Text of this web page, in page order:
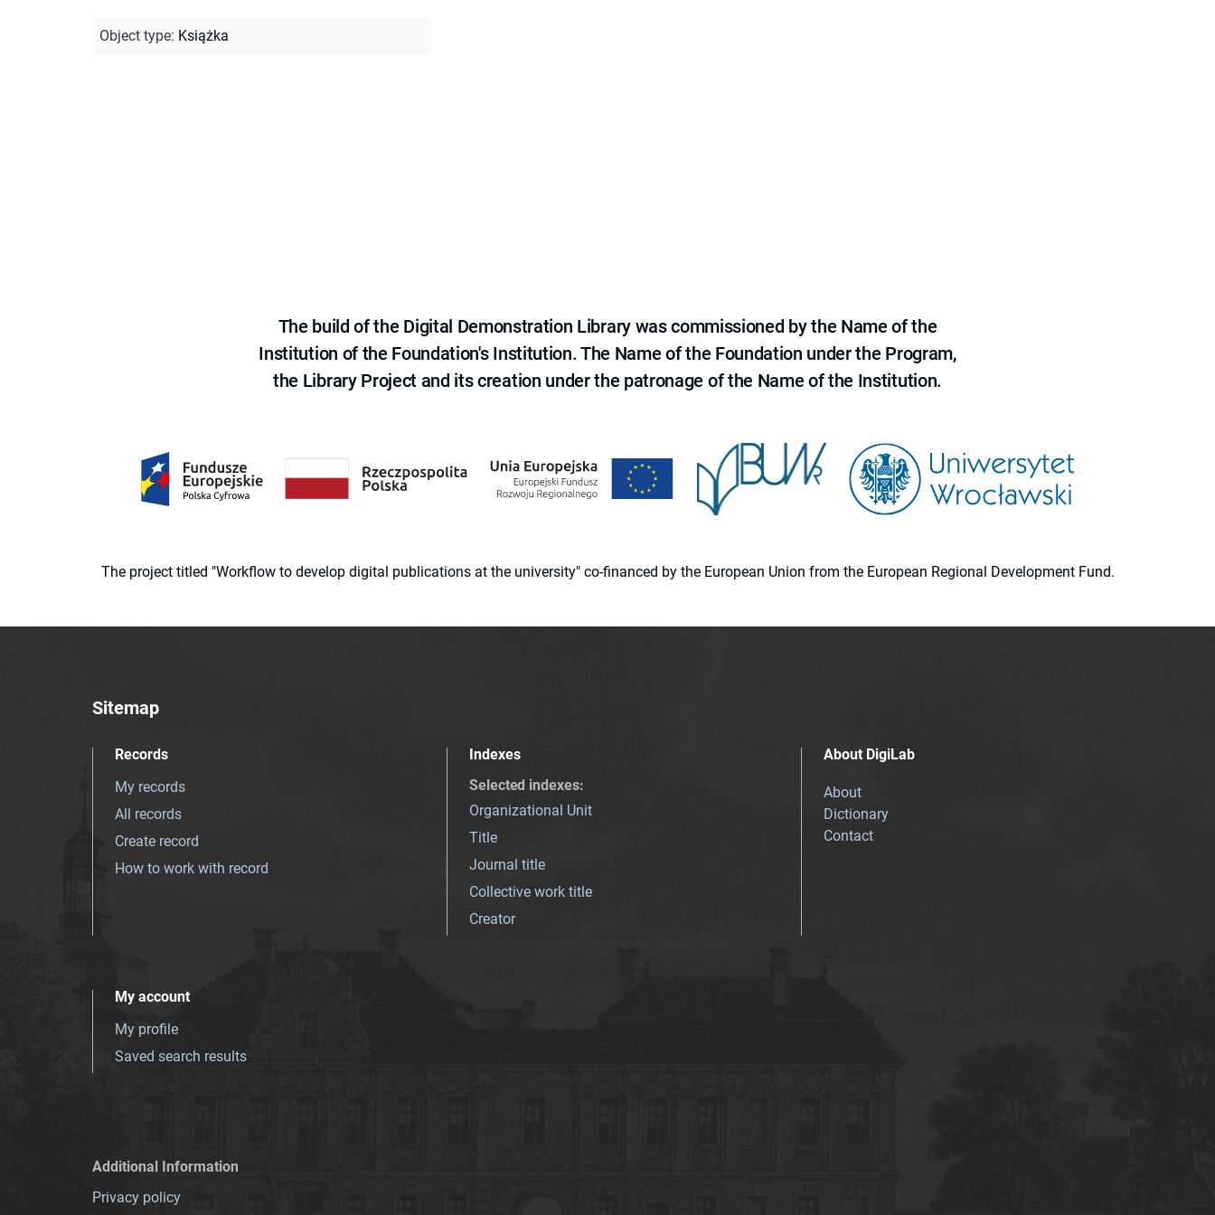
Object type: Książka
The build of the Digital Demonstration Library was commissioned by the Name of the
Institution of the Foundation's Institution. The Name of the Foundation under the Program,
the Library Project and its creation under the patronage of the Name of the Institution.
The project titled "Workflow to develop digital publications at the university" co-financed by the European Union from the European Regional Development Fund.
Sitemap
Records
My records
All records
Create record
How to work with record
Indexes
Selected indexes:
Organizational Unit
Title
Journal title
Collective work title
Creator
About DigiLab
About
Dictionary
Contact
My account
My profile
Saved search results
Additional Information
Privacy policy